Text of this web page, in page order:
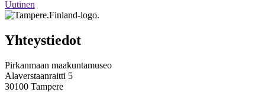
Uutinen
Yhteystiedot
Pirkanmaan maakuntamuseo
Alaverstaanraitti 5
30100 Tampere